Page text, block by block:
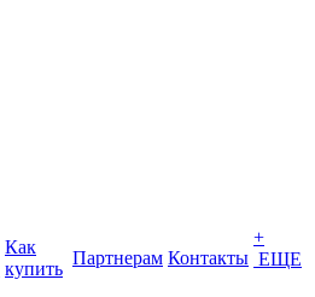
Как
купить
Партнерам Контакты
+
ЕЩЕ